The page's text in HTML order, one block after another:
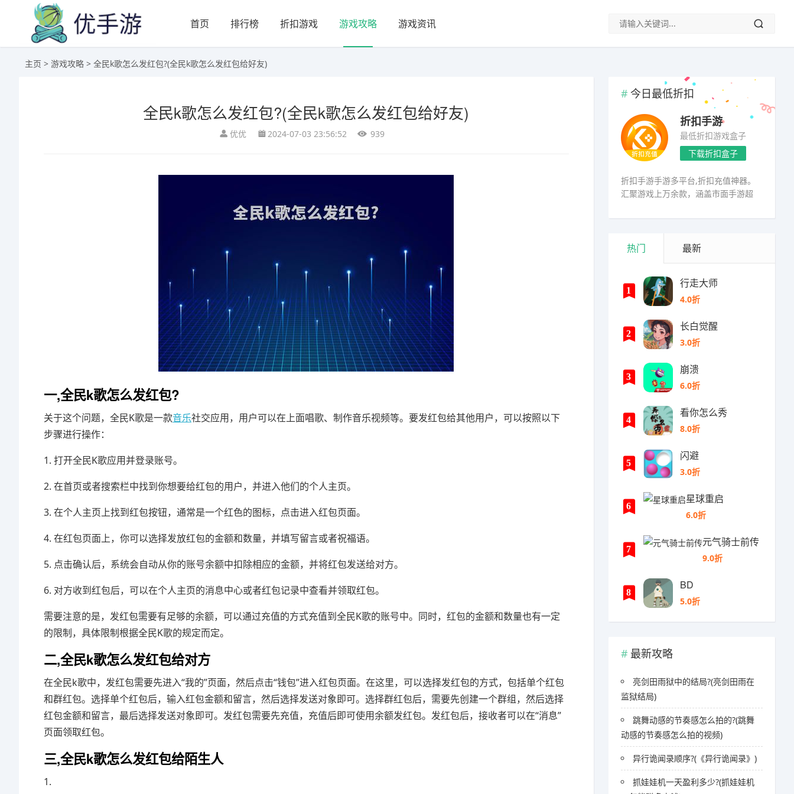
首页 排行榜 折扣游戏 游戏攻略 游戏资讯
主页 > 游戏攻略 > 全民k歌怎么发红包?(全民k歌怎么发红包给好友)
全民k歌怎么发红包?(全民k歌怎么发红包给好友)
优优 2024-07-03 23:56:52 939
一,全民k歌怎么发红包?
关于这个问题，全民K歌是一款音乐社交应用，用户可以在上面唱歌、制作音乐视频等。要发红包给其他用户，可以按照以下
步骤进行操作：
1. 打开全民K歌应用并登录账号。
2. 在首页或者搜索栏中找到你想要给红包的用户，并进入他们的个人主页。
3. 在个人主页上找到红包按钮，通常是一个红色的图标，点击进入红包页面。
4. 在红包页面上，你可以选择发放红包的金额和数量，并填写留言或者祝福语。
5. 点击确认后，系统会自动从你的账号余额中扣除相应的金额，并将红包发送给对方。
6. 对方收到红包后，可以在个人主页的消息中心或者红包记录中查看并领取红包。
需要注意的是，发红包需要有足够的余额，可以通过充值的方式充值到全民K歌的账号中。同时，红包的金额和数量也有一定
的限制，具体限制根据全民K歌的规定而定。
二,全民k歌怎么发红包给对方
在全民k歌中，发红包需要先进入“我的”页面，然后点击“钱包”进入红包页面。在这里，可以选择发红包的方式，包括单个红包
和群红包。选择单个红包后，输入红包金额和留言，然后选择发送对象即可。选择群红包后，需要先创建一个群组，然后选择
红包金额和留言，最后选择发送对象即可。发红包需要先充值，充值后即可使用余额发红包。发红包后，接收者可以在“消息”
页面领取红包。
三,全民k歌怎么发红包给陌生人
1.
今日最低折扣
折扣手游
最低折扣游戏盒子
下载折扣盒子
折扣手游手游多平台,折扣充值神器。
汇聚游戏上万余款，涵盖市面手游超
热门 最新
1
行走大师
4.0折
2
长白觉醒
3.0折
3
崩溃
6.0折
4
看你怎么秀
8.0折
5
闪避
3.0折
6
星球重启
6.0折
7
元气骑士前传
9.0折
8
BD
5.0折
最新攻略
亮剑田雨狱中的结局?(亮剑田雨在
监狱结局)
跳舞动感的节奏感怎么拍的?(跳舞
动感的节奏感怎么拍的视频)
异行诡闻录顺序?(《异行诡闻录》)
抓娃娃机一天盈利多少?(抓娃娃机